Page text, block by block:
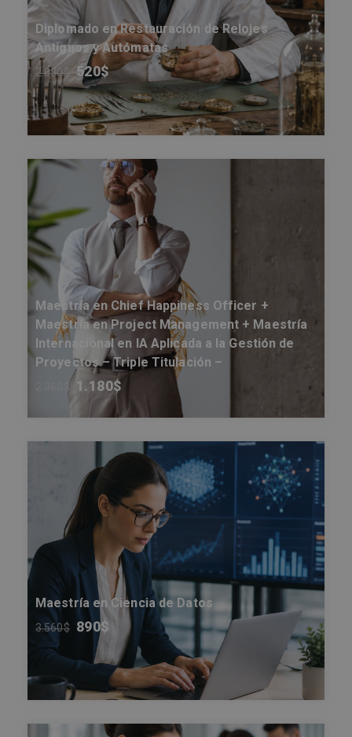
Diplomado en Restauración de Relojes
Antiguos y Autómatas
2.080$ 520$
Maestría en Chief Happiness Officer +
Maestría en Project Management + Maestría
Internacional en IA Aplicada a la Gestión de
Proyectos – Triple Titulación –
$ 1.180$
Maestría en Ciencia de Datos
3.560$ 890$